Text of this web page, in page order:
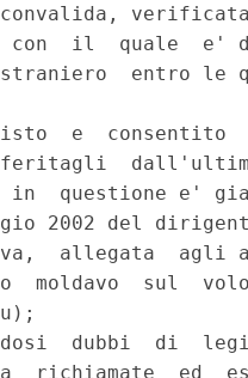
convalida,
il  quale  e'
entro le
e  consentito
in  questione e'
2002 del
allegata  agli
moldavo  sul
dubbi  di
richiamate  ed